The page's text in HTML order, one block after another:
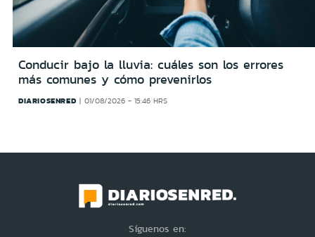
Conducir bajo la lluvia: cuáles son los errores
más comunes y cómo prevenirlos
DIARIOSENRED 01/08/2026 - 15:46 HRS
Síguenos en: